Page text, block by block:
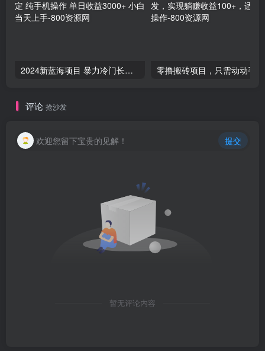
2024新蓝海项目 暴力冷门长期稳定 纯手机操作 单日收益3000+ 小白当天上手
评论 抢沙发
欢迎您留下宝贵的见解！ 提交
暂无评论内容